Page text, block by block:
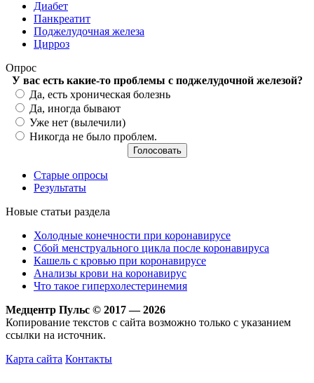
Диабет
Панкреатит
Поджелудочная железа
Цирроз
Опрос
У вас есть какие-то проблемы с поджелудочной железой?
Варианты
Да, есть хроническая болезнь
Да, иногда бывают
Уже нет (вылечили)
Никогда не было проблем.
Старые опросы
Результаты
Новые статьи раздела
Холодные конечности при коронавирусе
Сбой менструального цикла после коронавируса
Кашель с кровью при коронавирусе
Анализы крови на коронавирус
Что такое гиперхолестеринемия
Медцентр Пульс © 2017 — 2026
Копирование текстов с сайта возможно только с указанием
ссылки на источник.
Карта сайта Контакты